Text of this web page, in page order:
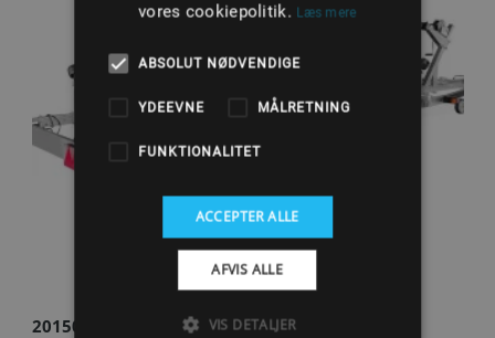
201500B - 1500KG PREMIUM BÅDTRAILER
vores cookiepolitik. Læs mere
ABSOLUT NØDVENDIGE
YDEEVNE MÅLRETNING
FUNKTIONALITET
ACCEPTER ALLE
AFVIS ALLE
VIS DETALJER